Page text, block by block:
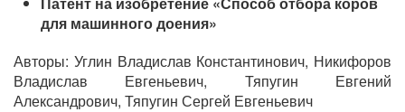
для машинного доения»
Авторы: Углин Владислав Константинович, Никифоров
Владислав Евгеньевич, Тяпугин Евгений
Александрович, Тяпугин Сергей Евгеньевич